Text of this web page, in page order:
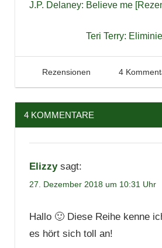
Lit
Rezension
Serie
J.P. Delaney: Believe me
Teri Terry:
27. Dezember 2018
Tintenhain
Rezensionen 4
4 KOMMENTARE
Elizzy sagt:
27. Dezember 2018 um 10:31 Uhr
Hallo 🙂 Diese Reihe kenne
es hört sich toll an!